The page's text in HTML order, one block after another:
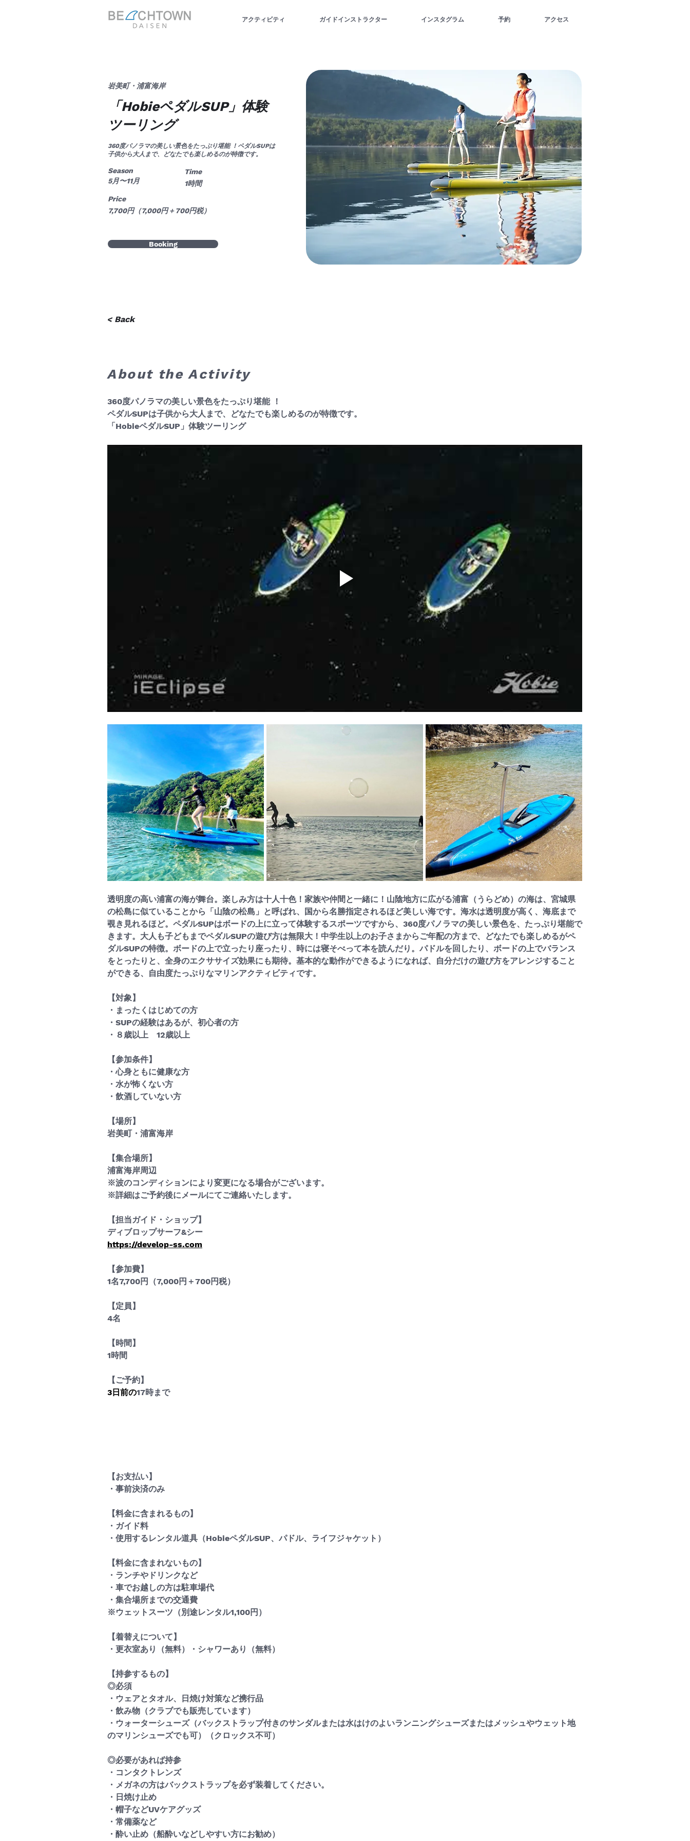
アクティビティ ガイドインストラクター インスタグラム 予約 アクセス
岩美町・浦富海岸
「HobieペダルSUP」体験
ツーリング
360度パノラマの美しい景色をたっぷり堪能 ！ペダルSUPは
子供から大人まで、どなたでも楽しめるのが特徴です。
Season
5月〜11月
Price
7,700円（7,000円＋700円税）
Booking
Time
1時間
< Back
About the Activity
360度パノラマの美しい景色をたっぷり堪能 ！
ペダルSUPは子供から大人まで、どなたでも楽しめるのが特徴です。
「HobieペダルSUP」体験ツーリング
透明度の高い浦富の海が舞台。楽しみ方は十人十色！家族や仲間と一緒に！山陰地方に広がる浦富（うらどめ）の海は、宮城県
の松島に似ていることから「山陰の松島」と呼ばれ、国から名勝指定されるほど美しい海です。海水は透明度が高く、海底まで
覗き見れるほど。ペダルSUPはボードの上に立って体験するスポーツですから、360度パノラマの美しい景色を、たっぷり堪能で
きます。大人も子どもまでペダルSUPの遊び方は無限大！中学生以上のお子さまからご年配の方まで、どなたでも楽しめるがペ
ダルSUPの特徴。ボードの上で立ったり座ったり、時には寝そべって本を読んだり。パドルを回したり、ボードの上でバランス
をとったりと、全身のエクササイズ効果にも期待。基本的な動作ができるようになれば、自分だけの遊び方をアレンジすること
ができる、自由度たっぷりなマリンアクティビティです。
【対象】
・まったくはじめての方
・SUPの経験はあるが、初心者の方
・８歳以上　12歳以上
【参加条件】
・心身ともに健康な方
・水が怖くない方
・飲酒していない方
【場所】
岩美町・浦富海岸
【集合場所】
浦富海岸周辺
※波のコンディションにより変更になる場合がございます。
※詳細はご予約後にメールにてご連絡いたします。
​​【担当ガイド・ショップ】
ディブロップサーフ&シー
https://develop-ss.com
【参加費】
1名7,700円（7,000円＋700円税）
【定員】
4名
【時間】
1時間
【ご予約】
3日前の17時まで
【お支払い】
・事前決済のみ
【料金に含まれるもの】
・ガイド料
・使用するレンタル道具（HobieペダルSUP、パドル、ライフジャケット）
【料金に含まれないもの】
・ランチやドリンクなど
・車でお越しの方は駐車場代
・集合場所までの交通費
※ウェットスーツ（別途レンタル1,100円）
【着替えについて】
・更衣室あり（無料）・シャワーあり（無料）
【持参するもの】
◎必須
・ウェアとタオル、日焼け対策など携行品
・飲み物（クラブでも販売しています）
​・ウォーターシューズ（バックストラップ付きのサンダルまたは水はけのよいランニングシューズまたはメッシュやウェット地
のマリンシューズでも可）（クロックス不可）
◎必要があれば持参
・コンタクトレンズ
・メガネの方はバックストラップを必ず装着してください。
・日焼け止め
・帽子などUVケアグッズ
・常備薬など
・酔い止め（船酔いなどしやすい方にお勧め）